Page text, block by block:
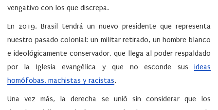
vengativo con los que discrepa.
En 2019, Brasil tendrá un nuevo presidente que representa
nuestro pasado colonial: un militar retirado, un hombre blanco
e ideológicamente conservador, que llega al poder respaldado
por la Iglesia evangélica y que no esconde sus ideas
homófobas, machistas y racistas.
Una vez más, la derecha se unió sin considerar que los